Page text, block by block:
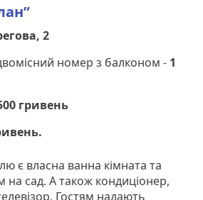
2
номер з балконом - 1
гривень
є власна ванна кімната та
на сад. А також кондиціонер,
Гостям надають